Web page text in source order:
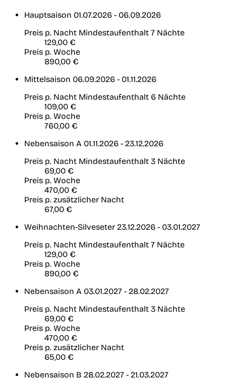
Hauptsaison 01.07.2026 - 06.09.2026
Preis p. Nacht Mindestaufenthalt 7 Nächte
129,00 €
Preis p. Woche
890,00 €
Mittelsaison 06.09.2026 - 01.11.2026
Preis p. Nacht Mindestaufenthalt 6 Nächte
109,00 €
Preis p. Woche
760,00 €
Nebensaison A 01.11.2026 - 23.12.2026
Preis p. Nacht Mindestaufenthalt 3 Nächte
69,00 €
Preis p. Woche
470,00 €
Preis p. zusätzlicher Nacht
67,00 €
Weihnachten-Silveseter 23.12.2026 - 03.01.2027
Preis p. Nacht Mindestaufenthalt 7 Nächte
129,00 €
Preis p. Woche
890,00 €
Nebensaison A 03.01.2027 - 28.02.2027
Preis p. Nacht Mindestaufenthalt 3 Nächte
69,00 €
Preis p. Woche
470,00 €
Preis p. zusätzlicher Nacht
65,00 €
Nebensaison B 28.02.2027 - 21.03.2027